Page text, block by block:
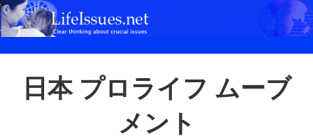
Skip
to
日本 プロライフ ムーブ
メント